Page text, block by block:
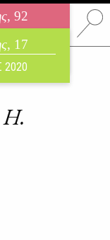
, 92
περιοδικό
2026
, 17
2020
H.